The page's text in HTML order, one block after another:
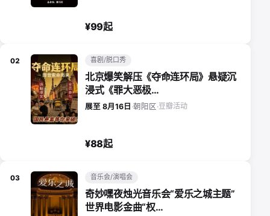
¥99起
02 喜剧/脱口秀
北京爆笑解压《夺命连环局》悬疑沉
浸式《罪大恶极…
展至 8月16日 ·朝阳区·豆瓣活动
¥88起
03 音乐会/演唱会
奇妙嘿夜烛光音乐会“爱乐之城主题”
世界电影金曲“权…